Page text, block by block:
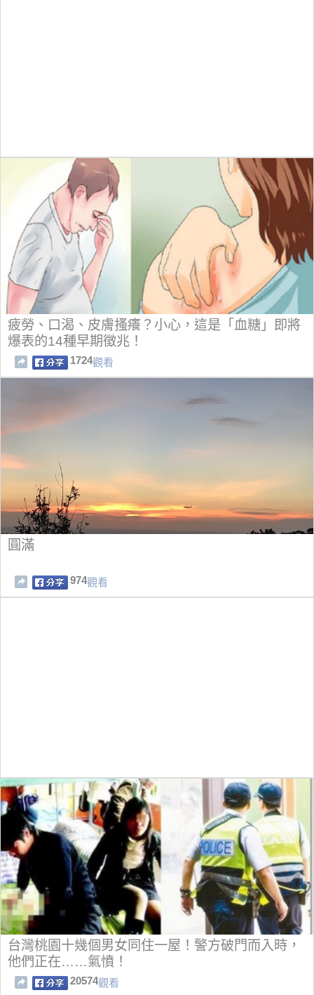
疲勞、口渴、皮膚搔癢？小心，這是「血糖」即將
爆表的14種早期徵兆！
1724觀看
圓滿
974觀看
台灣桃園十幾個男女同住一屋！警方破門而入時，
他們正在……氣憤！
20574觀看